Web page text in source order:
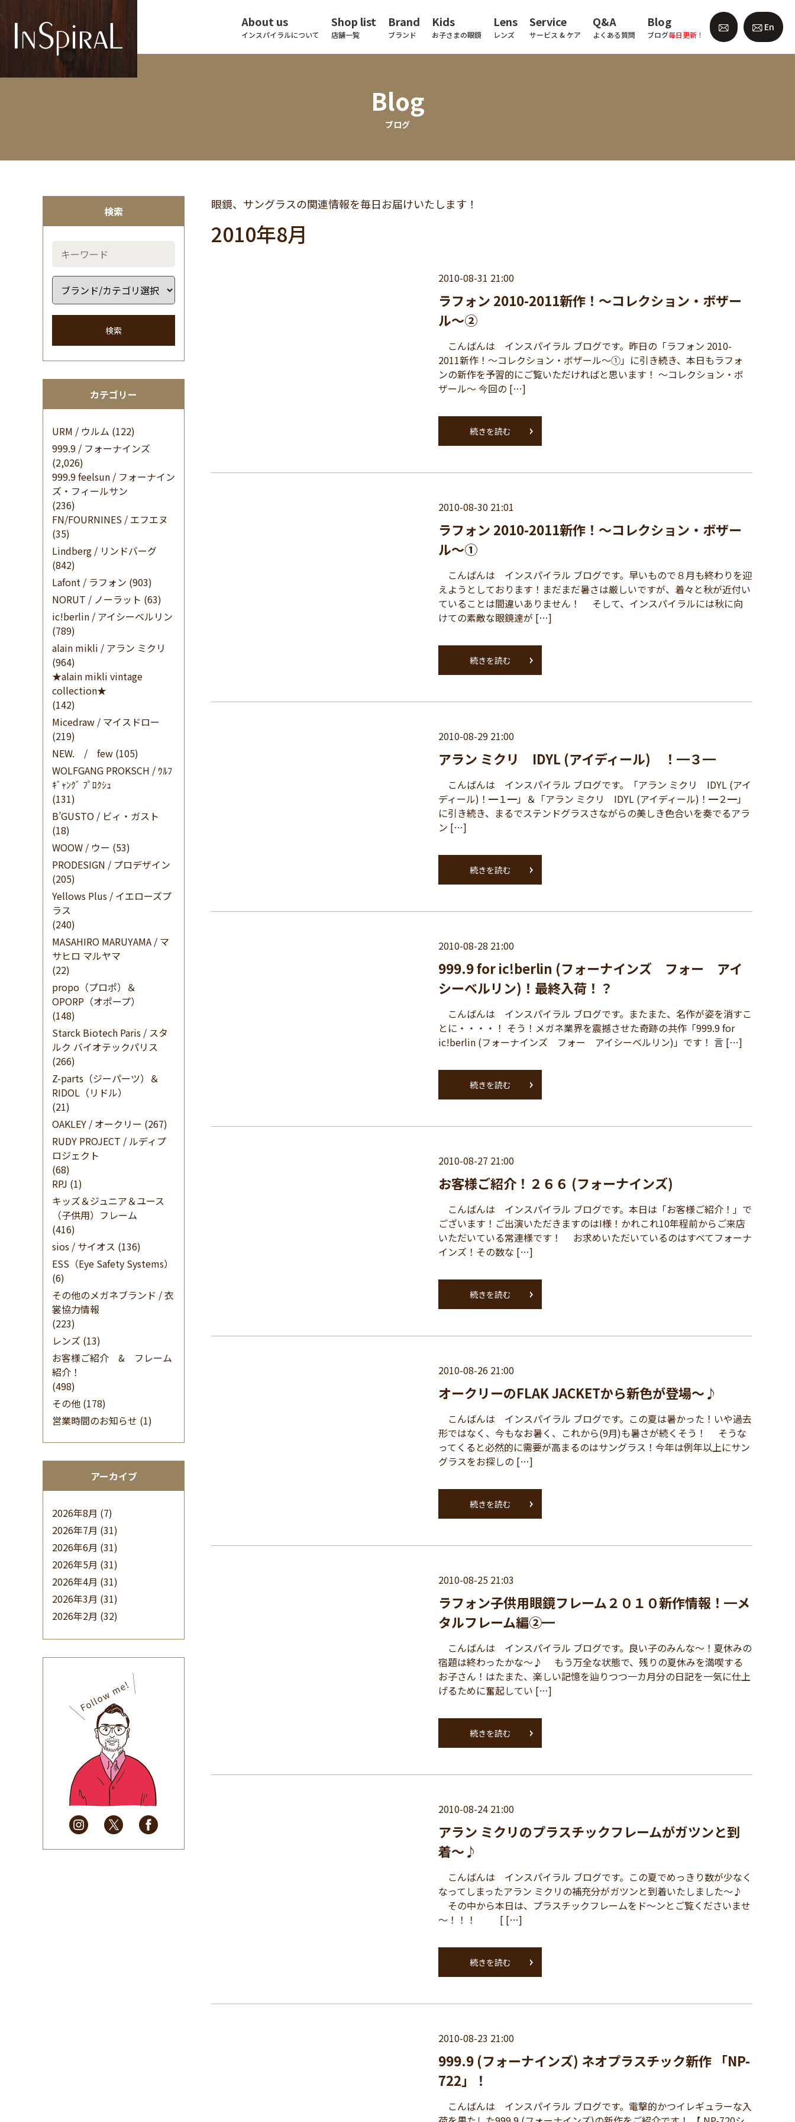
About us
インスパイラルについて
Shop list
店舗一覧
Brand
ブランド
Kids
お子さまの眼鏡
Lens
レンズ
Service
サービス & ケア
Q&A
よくある質問
Blog
ブログ毎日更新！
En
Blog
ブログ
検索
検索
カテゴリー
URM / ウルム (122)
999.9 / フォーナインズ
(2,026)
999.9 feelsun / フォーナイン
ズ・フィールサン
(236)
FN/FOURNINES / エフエヌ
(35)
Lindberg / リンドバーグ
(842)
Lafont / ラフォン (903)
NORUT / ノーラット (63)
ic!berlin / アイシーベルリン
(789)
alain mikli / アラン ミクリ
(964)
★alain mikli vintage
collection★
(142)
Micedraw / マイスドロー
(219)
NEW. / few (105)
WOLFGANG PROKSCH / ｳﾙﾌ
ｷﾞｬﾝｸﾞ ﾌﾟﾛｸｼｭ
(131)
B’GUSTO / ビィ・ガスト
(18)
WOOW / ウー (53)
PRODESIGN / プロデザイン
(205)
Yellows Plus / イエローズプ
ラス
(240)
MASAHIRO MARUYAMA / マ
サヒロ マルヤマ
(22)
propo（プロポ）＆
OPORP（オポープ）
(148)
Starck Biotech Paris / スタ
ルク バイオテックパリス
(266)
Z-parts（ジーパーツ）＆
RIDOL（リドル）
(21)
OAKLEY / オークリー (267)
RUDY PROJECT / ルディプ
ロジェクト
(68)
RPJ (1)
キッズ＆ジュニア＆ユース
（子供用）フレーム
(416)
sios / サイオス (136)
ESS（Eye Safety Systems）
(6)
その他のメガネブランド / 衣
裳協力情報
(223)
レンズ (13)
お客様ご紹介 & フレーム
紹介！
(498)
その他 (178)
営業時間のお知らせ (1)
アーカイブ
2026年8月 (7)
2026年7月 (31)
2026年6月 (31)
2026年5月 (31)
2026年4月 (31)
2026年3月 (31)
2026年2月 (32)
(32)
2025年9月(30)
2025年8月(31)
2025年7月(37)
2025年6月(48)
2025年5月
(41)
2025年4月
(32)
2025年3月(31)
2025年2月
(28)
2025年1月
(34)
眼鏡、サングラスの関連情報を毎日お届けいたします！
2010年8月
2010-08-31 21:00
ラフォン 2010-2011新作！～コレクション・ボザー
ル～②
こんばんは インスパイラル ブログです。昨日の「ラフォン 2010-
2011新作！～コレクション・ボザール～①」に引き続き、本日もラフォ
ンの新作を予習的にご覧いただければと思います！ ～コレクション・ボ
ザール～ 今回の […]
続きを読む
2010-08-30 21:01
ラフォン 2010-2011新作！～コレクション・ボザー
ル～①
こんばんは インスパイラル ブログです。早いもので８月も終わりを迎
えようとしております！まだまだ暑さは厳しいですが、着々と秋が近付い
ていることは間違いありません！ そして、インスパイラルには秋に向
けての素敵な眼鏡達が […]
続きを読む
2010-08-29 21:00
アラン ミクリ IDYL (アイディール) ！━３━
こんばんは インスパイラル ブログです。「アラン ミクリ IDYL (アイ
ディール)！━１━」＆「アラン ミクリ IDYL (アイディール)！━２━」
に引き続き、まるでステンドグラスさながらの美しき色合いを奏でるアラ
ン […]
続きを読む
2010-08-28 21:00
999.9 for ic!berlin (フォーナインズ フォー アイ
シーベルリン)！最終入荷！？
こんばんは インスパイラル ブログです。またまた、名作が姿を消すこ
とに・・・・！ そう！メガネ業界を震撼させた奇跡の共作「999.9 for
ic!berlin (フォーナインズ フォー アイシーベルリン)」です！ 言 […]
続きを読む
2010-08-27 21:00
お客様ご紹介！２６６ (フォーナインズ)
こんばんは インスパイラル ブログです。本日は「お客様ご紹介！」で
ございます！ご出演いただきますのはI様！かれこれ10年程前からご来店
いただいている常連様です！ お求めいただいているのはすべてフォーナ
インズ！その数な […]
続きを読む
2010-08-26 21:00
オークリーのFLAK JACKETから新色が登場～♪
こんばんは インスパイラル ブログです。この夏は暑かった！いや過去
形ではなく、今もなお暑く、これから(9月)も暑さが続くそう！ そうな
ってくると必然的に需要が高まるのはサングラス！今年は例年以上にサン
グラスをお探しの […]
続きを読む
2010-08-25 21:03
ラフォン子供用眼鏡フレーム２０１０新作情報！━メ
タルフレーム編②━
こんばんは インスパイラル ブログです。良い子のみんな～！夏休みの
宿題は終わったかな～♪ もう万全な状態で、残りの夏休みを満喫する
お子さん！はたまた、楽しい記憶を辿りつつ一カ月分の日記を一気に仕上
げるために奮起してい […]
続きを読む
2010-08-24 21:00
アラン ミクリのプラスチックフレームがガツンと到
着～♪
こんばんは インスパイラル ブログです。この夏でめっきり数が少なく
なってしまったアラン ミクリの補充分がガツンと到着いたしました～♪
その中から本日は、プラスチックフレームをド～ンとご覧くださいませ
～！！！ [ […]
続きを読む
2010-08-23 21:00
999.9 (フォーナインズ) ネオプラスチック新作 「NP-
722」！
こんばんは インスパイラル ブログです。電撃的かつイレギュラーな入